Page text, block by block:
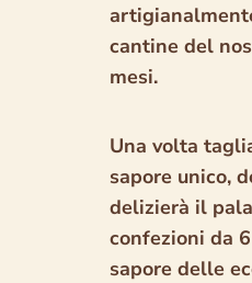
cantine del
mesi.
Una volta
sapore unico,
delizierà il
confezioni da
sapore delle